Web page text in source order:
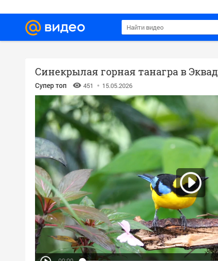
Синекрылая горная танагра в
Супер топ 451 15.05.2026